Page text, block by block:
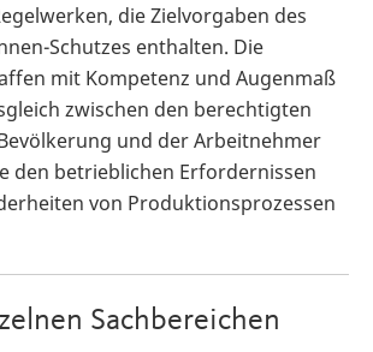
die Zielvorgaben des
Schutzes enthalten. Die
mit Kompetenz und Augenmaß
zwischen den berechtigten
und der Arbeitnehmer
den betrieblichen Erfordernissen
von Produktionsprozessen
Sachbereichen